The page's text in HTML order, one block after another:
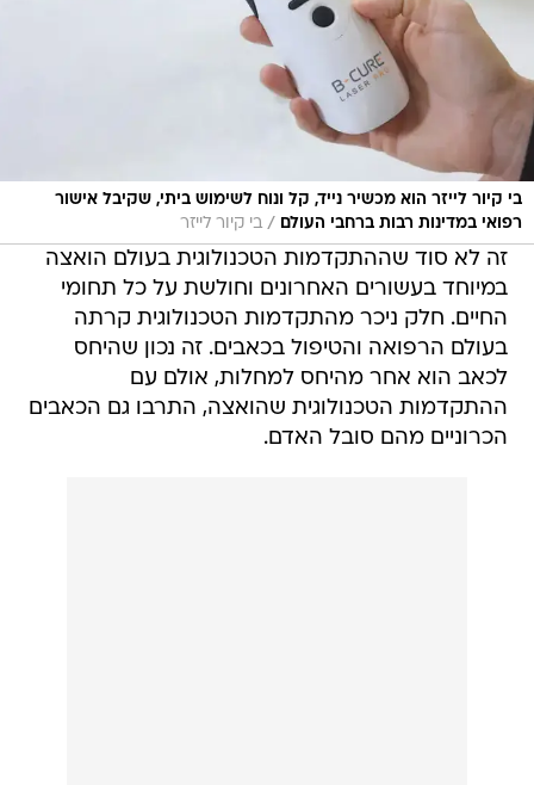
בי קיור לייזר הוא מכשיר נייד, קל ונוח לשימוש ביתי, שקיבל אישור
רפואי במדינות רבות ברחבי העולם / בי קיור לייזר
זה לא סוד שההתקדמות הטכנולוגית בעולם הואצה
במיוחד בעשורים האחרונים וחולשת על כל תחומי
החיים. חלק ניכר מהתקדמות הטכנולוגית קרתה
בעולם הרפואה והטיפול בכאבים. זה נכון שהיחס
לכאב הוא אחר מהיחס למחלות, אולם עם
ההתקדמות הטכנולוגית שהואצה, התרבו גם הכאבים
הכרוניים מהם סובל האדם.